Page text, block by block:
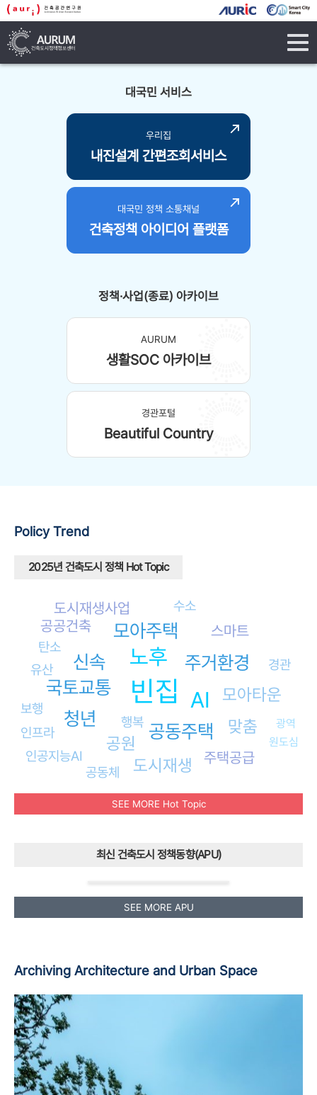
대국민 서비스
우리집
내진설계 간편조회서비스
대국민 정책 소통채널
건축정책 아이디어 플랫폼
정책·사업(종료) 아카이브
AURUM
생활SOC 아카이브
경관포털
Beautiful Country
PolicyTrend
2025년 건축도시 정책 Hot Topic
빈집
노후
AI
공동주택
국토교통
주거환경
청년
신속
모아주택
공원
모아타운
맞춤
도시재생
스마트
주택공급
도시재생사업
공공건축
행복
유산
보행
탄소
수소
경관
인프라
공동체
인공지능AI
광역
원도심
SEE MORE Hot Topic
최신 건축도시 정책동향(APU)
SEE MORE APU
Archiving Architecture and Urban Space